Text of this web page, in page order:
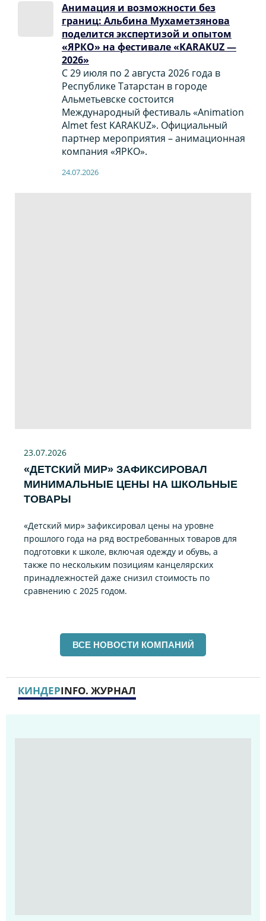
Анимация и возможности без
границ: Альбина Мухаметзянова
поделится экспертизой и опытом
«ЯРКО» на фестивале «KARAKUZ —
2026»
С 29 июля по 2 августа 2026 года в
Республике Татарстан в городе
Альметьевске состоится
Международный фестиваль «Animation
Almet fest KARAKUZ». Официальный
партнер мероприятия – анимационная
компания «ЯРКО».
24.07.2026
23.07.2026
«ДЕТСКИЙ МИР» ЗАФИКСИРОВАЛ
МИНИМАЛЬНЫЕ ЦЕНЫ НА ШКОЛЬНЫЕ
ТОВАРЫ
«Детский мир» зафиксировал цены на уровне
прошлого года на ряд востребованных товаров для
подготовки к школе, включая одежду и обувь, а
также по нескольким позициям канцелярских
принадлежностей даже снизил стоимость по
сравнению с 2025 годом.
ВСЕ НОВОСТИ КОМПАНИЙ
КИНДЕРINFO. ЖУРНАЛ